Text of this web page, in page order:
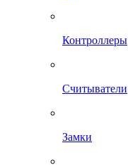
Контроллеры
Считыватели
Замки